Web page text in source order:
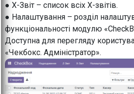
● X-Звіт – список всіх X-звітів.
● Налаштування – розділ
функціональності модулю
Доступна для перегляду
«Чекбокс. Адміністратор».